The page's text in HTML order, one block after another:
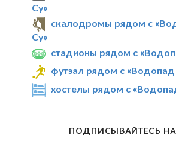
Су»
скалодромы рядом с
Су»
стадионы рядом с
футзал рядом с
хостелы рядом с
ПОДПИСЫВАЙТЕСЬ